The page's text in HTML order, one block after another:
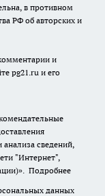
в противном
РФ об авторских и
и
pg21.ru и его
сведений,
"Интернет",
Подробнее
данных